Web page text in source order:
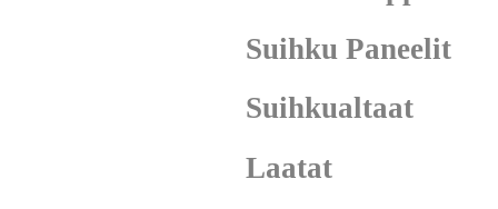
Suihku Paneelit
Suihkualtaat
Laatat